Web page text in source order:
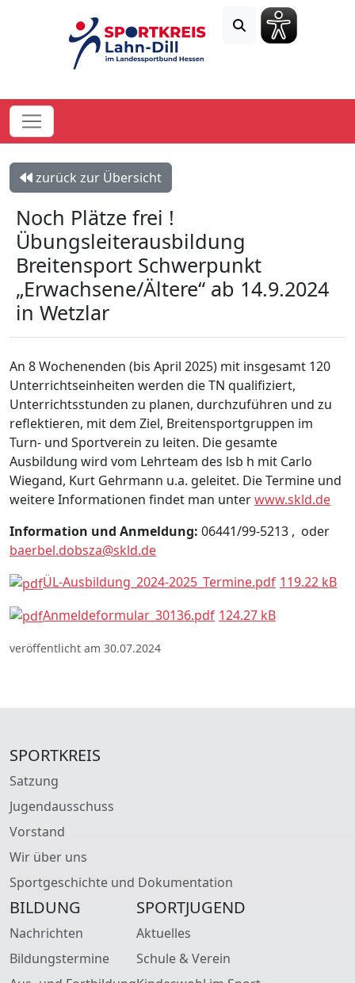
zurück zur Übersicht
Noch Plätze frei !
Übungsleiterausbildung
Breitensport Schwerpunkt
„Erwachsene/Ältere“ ab 14.9.2024
in Wetzlar
An 8 Wochenenden (bis April 2025) mit insgesamt 120
Unterrichtseinheiten werden die TN qualifiziert,
Unterrichtsstunden zu planen, durchzuführen und zu
reflektieren, mit dem Ziel, Breitensportgruppen im
Turn- und Sportverein zu leiten. Die gesamte
Ausbildung wird vom Lehrteam des lsb h mit Carlo
Wiegand, Kurt Gehrmann u.a. geleitet. Die Termine und
weitere Informationen findet man unterwww.skld.de
Information und Anmeldung: 06441/99-5213 , oder
baerbel.dobsza@skld.de
ÜL-Ausbildung_2024-2025_Termine.pdf 119.22 kB
Anmeldeformular_30136.pdf 124.27 kB
veröffentlicht am 30.07.2024
SPORTKREIS
Satzung
Jugendausschuss
Vorstand
Wir über uns
Sportgeschichte und Dokumentation
BILDUNG
Nachrichten
Bildungstermine
SPORTJUGEND
Aktuelles
Schule & Verein